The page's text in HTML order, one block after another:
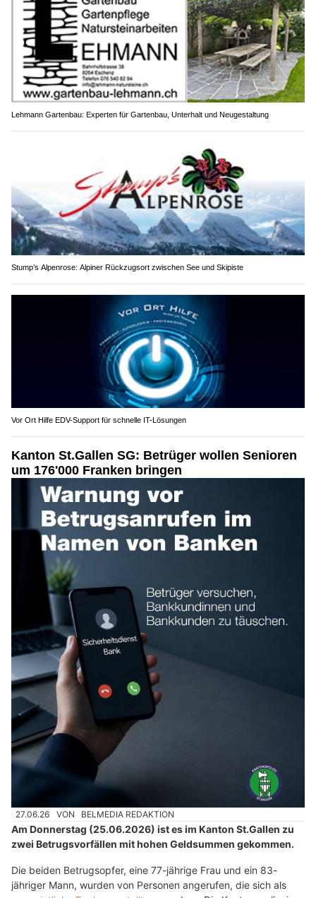
Lehmann Gartenbau: Experten für Gartenbau, Unterhalt und Neugestaltung
Stump’s Alpenrose: Alpiner Rückzugsort zwischen See und Skipiste
Vor Ort Hilfe EDV-Support für schnelle IT-Lösungen
Kanton St.Gallen SG: Betrüger wollen Senioren
um 176'000 Franken bringen
27.06.26 VON BELMEDIA REDAKTION
Am Donnerstag (25.06.2026) ist es im Kanton St.Gallen zu
zwei Betrugsvorfällen mit hohen Geldsummen gekommen.
Die beiden Betrugsopfer, eine 77-jährige Frau und ein 83-
jähriger Mann, wurden von Personen angerufen, die sich als